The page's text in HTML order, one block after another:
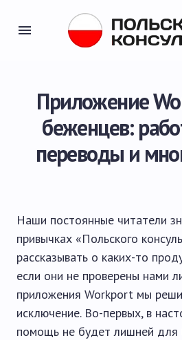
Приложение
беженцев:
переводы и
Наши постоянные читатели
привычках «Польского
рассказывать о каких-то
если они не проверены нами
приложения Workport мы
исключение. Во-первых, в
помощь не будет лишней для